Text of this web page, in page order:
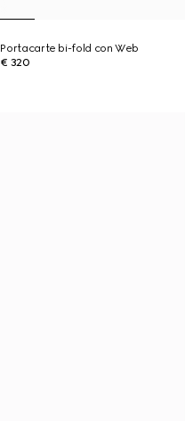
Portacarte bi-fold con Web
€ 320